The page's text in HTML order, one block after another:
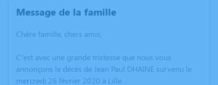
Message de la famille
Chère famille, chers amis,
C’est avec une grande tristesse que nous vous
annonçons le décès de Jean Paul DHAINE survenu le
mercredi 26 février 2020 à Lille.